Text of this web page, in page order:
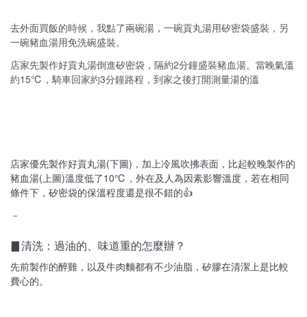
去外面買飯的時候，我點了兩碗湯，一碗貢丸湯用矽密袋盛裝，另
一碗豬血湯用免洗碗盛裝。
店家先製作好貢丸湯倒進矽密袋，隔約2分鐘盛裝豬血湯。當晚氣溫
約15℃，騎車回家約3分鐘路程，到家之後打開測量湯的溫
店家優先製作好貢丸湯(下圖)，加上冷風吹拂表面，比起較晚製作的
豬血湯(上圖)溫度低了10℃，外在及人為因素影響溫度，若在相同
條件下，矽密袋的保溫程度還是很不錯的👍
－
▊清洗：過油的、味道重的怎麼辦？
先前製作的醉雞，以及牛肉麵都有不少油脂，矽膠在清潔上是比較
費心的。